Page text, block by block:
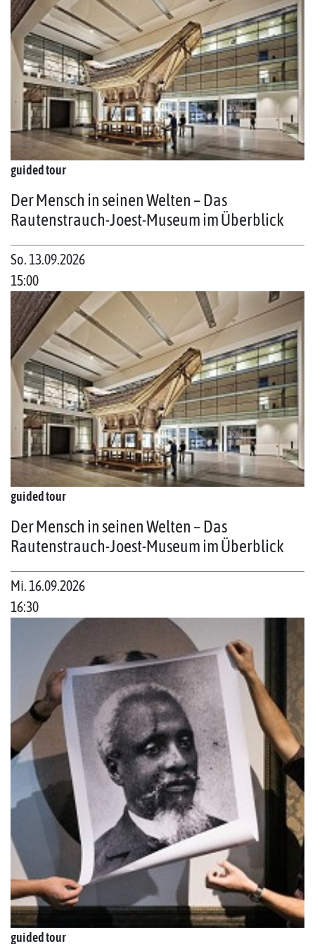
guided tour
Der Mensch in seinen Welten – Das
Rautenstrauch-Joest-Museum im Überblick
So. 13.09.2026
15:00
guided tour
Der Mensch in seinen Welten – Das
Rautenstrauch-Joest-Museum im Überblick
Mi. 16.09.2026
16:30
guided tour